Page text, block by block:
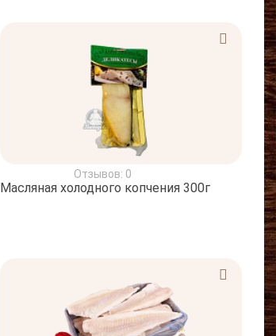
Отзывов: 0
Масляная холодного копчения 300г